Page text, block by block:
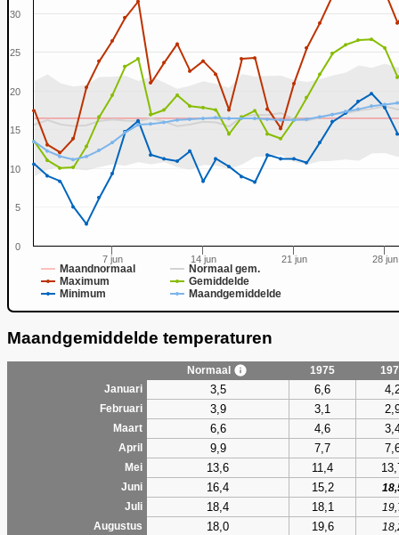
Maandnormaal
Normaal gem.
Maximum
Gemiddelde
Minimum
Maandgemiddelde
7 jun 14 jun 21 jun 28 jun
0
5
10
15
20
25
30
Maandgemiddelde temperaturen
Normaal 1975
Januari
3,5 6,6
Februari 3,9 3,1
Maart 6,6 4,6
April 9,9 7,7
Mei 13,6 11,4
Juni 16,4 15,2
Juli
18,4 18,1
Augustus
18,0 19,6